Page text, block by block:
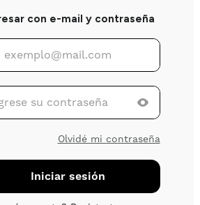
Olvidé mi contraseña